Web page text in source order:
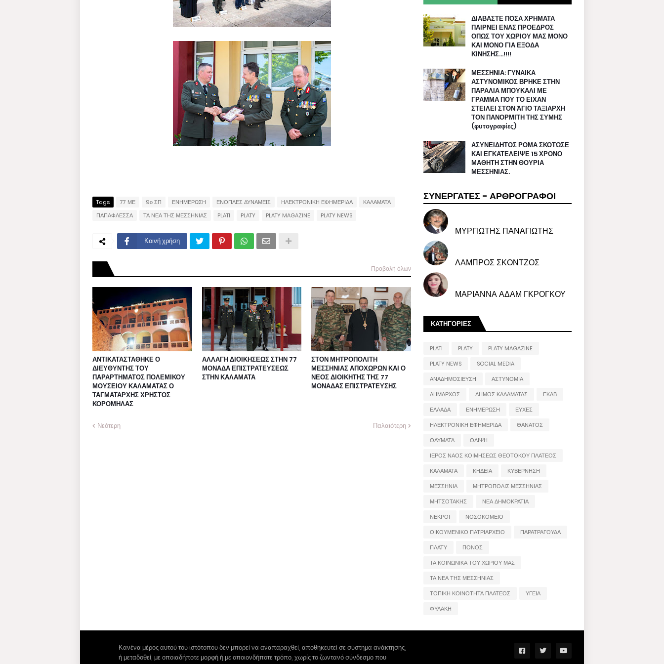
Tags 77 ΜΕ 9ο ΣΠ ΕΝΗΜΕΡΩΣΗ ΕΝΟΠΛΕΣ ΔΥΝΑΜΕΙΣ ΗΛΕΚΤΡΟΝΙΚΗ ΕΦΗΜΕΡΙΔΑ
ΚΑΛΑΜΑΤΑ
ΠΑΠΑΦΛΕΣΣΑ
ΤΑ ΝΕΑ ΤΗΣ ΜΕΣΣΗΝΙΑΣ PLATI PLATY PLATY MAGAZINE PLATY NEWS
Κοινή χρήση
Προβολή όλων
ΑΝΤΙΚΑΤΑΣΤΑΘΗΚΕ Ο
ΔΙΕΥΘΥΝΤΗΣ ΤΟΥ
ΠΑΡΑΡΤΗΜΑΤΟΣ ΠΟΛΕΜΙΚΟΥ
ΜΟΥΣΕΙΟΥ ΚΑΛΑΜΑΤΑΣ Ο
ΤΑΓΜΑΤΑΡΧΗΣ ΧΡΗΣΤΟΣ
ΚΟΡΟΜΗΛΑΣ
ΑΛΛΑΓΗ ΔΙΟΙΚΗΣΕΩΣ ΣΤΗΝ 77
ΜΟΝΑΔΑ ΕΠΙΣΤΡΑΤΕΥΣΕΩΣ
ΣΤΗΝ ΚΑΛΑΜΑΤΑ
ΣΤΟΝ ΜΗΤΡΟΠΟΛΙΤΗ
ΜΕΣΣΗΝΙΑΣ ΑΠΟΧΩΡΩΝ ΚΑΙ Ο
ΝΕΟΣ ΔΙΟΙΚΗΤΗΣ ΤΗΣ 77
ΜΟΝΑΔΑΣ ΕΠΙΣΤΡΑΤΕΥΣΗΣ
Νεότερη Παλαιότερη
ΔΙΑΒΑΣΤΕ ΠΟΣΑ ΧΡΗΜΑΤΑ
ΠΑΙΡΝΕΙ ΕΝΑΣ ΠΡΟΕΔΡΟΣ
ΟΠΩΣ ΤΟΥ ΧΩΡΙΟΥ ΜΑΣ ΜΟΝΟ
ΚΑΙ ΜΟΝΟ ΓΙΑ ΕΞΟΔΑ
ΚΙΝΗΣΗΣ…!!!!
ΜΕΣΣΗΝΙΑ: ΓΥΝΑΙΚΑ
ΑΣΤΥΝΟΜΙΚΟΣ ΒΡΗΚΕ ΣΤΗΝ
ΠΑΡΑΛΙΑ ΜΠΟΥΚΑΛΙ ΜΕ
ΓΡΑΜΜΑ ΠΟΥ ΤΟ ΕΙΧΑΝ
ΣΤΕΙΛΕΙ ΣΤΟΝ ΆΓΙΟ ΤΑΞΙΑΡΧΗ
ΤΟΝ ΠΑΝΟΡΜΙΤΗ ΤΗΣ ΣΥΜΗΣ
(φυτογραφίες)
ΑΣΥΝΕΙΔΗΤΟΣ ΡΟΜΑ ΣΚΟΤΩΣΕ
ΚΑΙ ΕΓΚΑΤΕΛΕΙΨΕ 15 ΧΡΟΝΟ
ΜΑΘΗΤΗ ΣΤΗΝ ΘΟΥΡΙΑ
ΜΕΣΣΗΝΙΑΣ.
ΣΥΝΕΡΓΑΤΕΣ - ΑΡΘΡΟΓΡΑΦΟΙ
ΜΥΡΓΙΩΤΗΣ ΠΑΝΑΓΙΩΤΗΣ
ΛΑΜΠΡΟΣ ΣΚΟΝΤΖΟΣ
ΜΑΡΙΑΝΝΑ ΑΔΑΜ ΓΚΡΟΓΚΟΥ
ΚΑΤΗΓΟΡΙΕΣ
PLATI PLATY
PLATY MAGAZINE
PLATY NEWS
SOCIAL MEDIA
ΑΝΑΔΗΜΟΣΙΕΥΣΗ
ΑΣΤΥΝΟΜΙΑ
ΔΗΜΑΡΧΟΣ
ΔΗΜΟΣ ΚΑΛΑΜΑΤΑΣ
ΕΚΑΒ
ΕΛΛΑΔΑ
ΕΝΗΜΕΡΩΣΗ
ΕΥΧΕΣ
ΗΛΕΚΤΡΟΝΙΚΗ ΕΦΗΜΕΡΙΔΑ
ΘΑΝΑΤΟΣ
ΘΑΥΜΑΤΑ
ΘΛΙΨΗ
ΙΕΡΟΣ ΝΑΟΣ ΚΟΙΜΗΣΕΩΣ ΘΕΟΤΟΚΟΥ ΠΛΑΤΕΟΣ
ΚΑΛΑΜΑΤΑ
ΚΗΔΕΙΑ
ΚΥΒΕΡΝΗΣΗ
ΜΕΣΣΗΝΙΑ
ΜΗΤΡΟΠΟΛΙΣ ΜΕΣΣΗΝΙΑΣ
ΜΗΤΣΟΤΑΚΗΣ
ΝΕΑ ΔΗΜΟΚΡΑΤΙΑ
ΝΕΚΡΟΙ
ΝΟΣΟΚΟΜΕΙΟ
ΟΙΚΟΥΜΕΝΙΚΟ ΠΑΤΡΙΑΡΧΕΙΟ
ΠΑΡΑΤΡΑΓΟΥΔΑ
ΠΛΑΤΥ
ΠΟΝΟΣ
ΤΑ ΚΟΙΝΩΝΙΚΑ ΤΟΥ ΧΩΡΙΟΥ ΜΑΣ
ΤΑ ΝΕΑ ΤΗΣ ΜΕΣΣΗΝΙΑΣ
ΤΟΠΙΚΗ ΚΟΙΝΟΤΗΤΑ ΠΛΑΤΕΟΣ
ΥΓΕΙΑ
ΦΥΛΑΚΗ
Κανένα μέρος αυτού του ιστότοπου δεν μπορεί να αναπαραχθεί, αποθηκευτεί σε σύστημα ανάκτησης,
ή μεταδοθεί, με οποιαδήποτε μορφή ή με οποιονδήποτε τρόπο, χωρίς το ζωντανό σύνδεσμο που